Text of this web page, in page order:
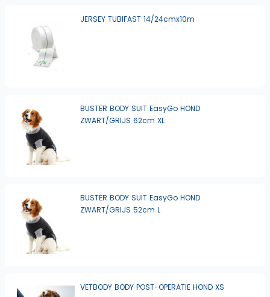
JERSEY TUBIFAST 14/24cmx10m
BUSTER BODY SUIT EasyGo HOND
ZWART/GRIJS 62cm XL
BUSTER BODY SUIT EasyGo HOND
ZWART/GRIJS 52cm L
VETBODY BODY POST-OPERATIE HOND XS